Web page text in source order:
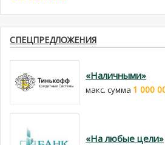
СПЕЦПРЕДЛОЖЕНИЯ
«Наличными»
макс. сумма 1 000
«На любые цели»